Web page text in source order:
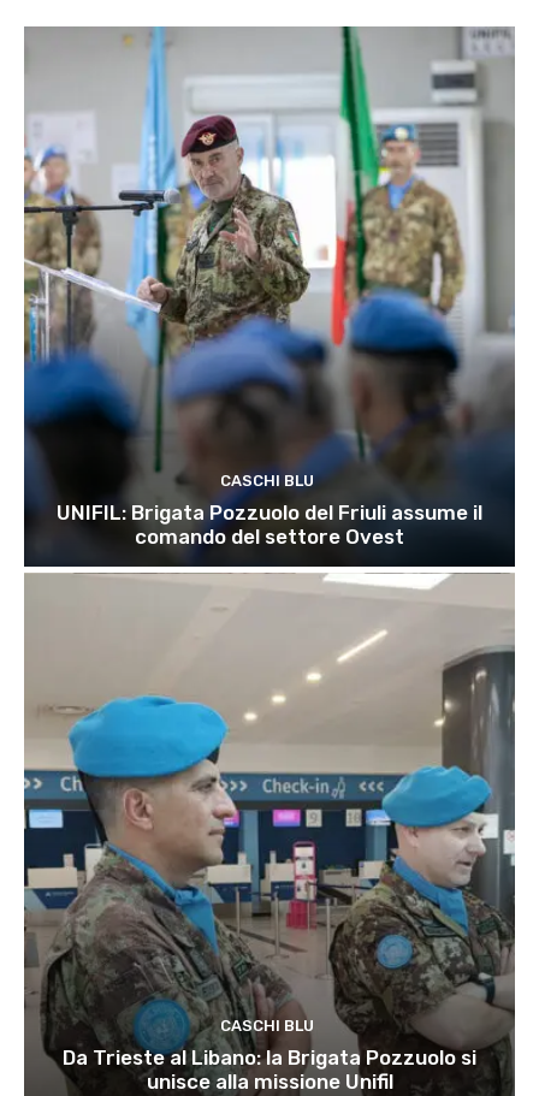
CASCHI BLU
UNIFIL: Brigata Pozzuolo del Friuli assume il
comando del settore Ovest
CASCHI BLU
Da Trieste al Libano: la Brigata Pozzuolo si
unisce alla missione Unifil